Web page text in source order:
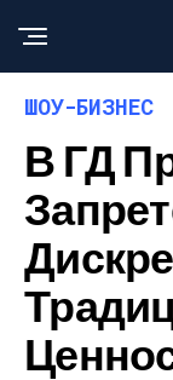
ШОУ-БИЗНЕС
В ГД